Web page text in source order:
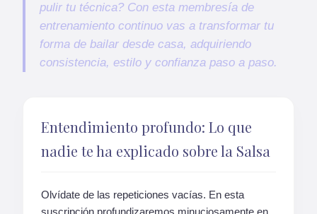
pulir tu técnica? Con esta membresía de
entrenamiento continuo vas a transformar tu
forma de bailar desde casa, adquiriendo
consistencia, estilo y confianza paso a paso.
Entendimiento profundo: Lo que
nadie te ha explicado sobre la Salsa
Olvídate de las repeticiones vacías. En esta